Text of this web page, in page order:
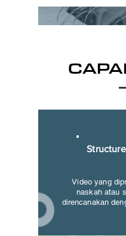
Video yang
naskah atau
direncanakan